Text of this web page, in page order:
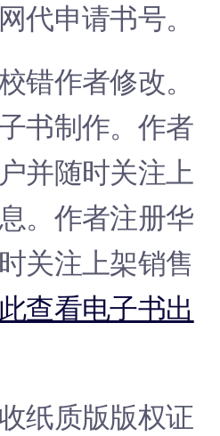
代申请书号。
错作者修改。
书制作。作者
并随时关注上
。作者注册华
关注上架销售
查看电子书出
纸质版版权证